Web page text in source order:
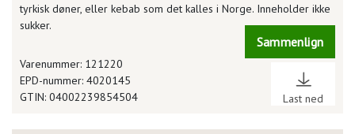
tyrkisk døner, eller kebab som det kalles i Norge. Inneholder ikke
sukker.
Sammenlign
Last ned
Varenummer: 121220
EPD-nummer: 4020145
GTIN: 04002239854504